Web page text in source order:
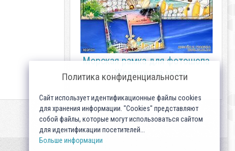
Морская рамка для фотошопа
– Жемчужина моря
Политика конфиденциальности
Сайт использует идентификационные файлы cookies
для хранения информации. "Cookies" представляют
собой файлы, которые могут использоваться сайтом
для идентификации посетителей...
Больше информации